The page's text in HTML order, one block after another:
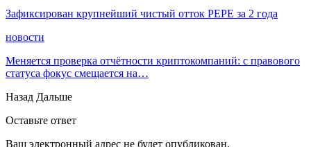
Зафиксирован крупнейший чистый отток PEPE за 2 года
новости
Меняется проверка отчётности криптокомпаний: с правового
статуса фокус смещается на…
Назад Дальше
Оставьте ответ
Ваш электронный адрес не будет опубликован.